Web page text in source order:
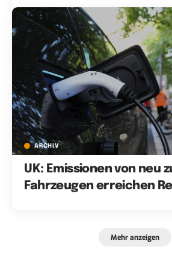
ARCHIV
UK: Emissionen von neu
Fahrzeugen erreichen
Mehr anzeigen